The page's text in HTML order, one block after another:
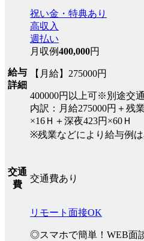
給与
詳細
祝い金・特典あり
高収入
週払い
月収例400,000円
【月給】275000円
400000円以上可※別途交
内訳：月給275000円＋残
×16Ｈ＋深夜423円×60Ｈ
※残業などにより給与例は
交通
費
交通費あり
リモート面接OK
◎スマホで簡単！WEB面